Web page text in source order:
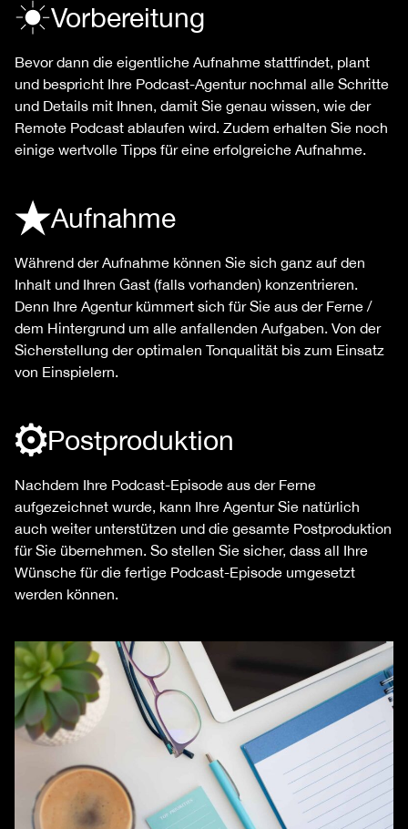
Vorbereitung
Bevor dann die eigentliche Aufnahme stattfindet, plant
und bespricht Ihre Podcast-Agentur nochmal alle Schritte
und Details mit Ihnen, damit Sie genau wissen, wie der
Remote Podcast ablaufen wird. Zudem erhalten Sie noch
einige wertvolle Tipps für eine erfolgreiche Aufnahme.
Aufnahme
Während der Aufnahme können Sie sich ganz auf den
Inhalt und Ihren Gast (falls vorhanden) konzentrieren.
Denn Ihre Agentur kümmert sich für Sie aus der Ferne /
dem Hintergrund um alle anfallenden Aufgaben. Von der
Sicherstellung der optimalen Tonqualität bis zum Einsatz
von Einspielern.
Postproduktion
Nachdem Ihre Podcast-Episode aus der Ferne
aufgezeichnet wurde, kann Ihre Agentur Sie natürlich
auch weiter unterstützen und die gesamte Postproduktion
für Sie übernehmen. So stellen Sie sicher, dass all Ihre
Wünsche für die fertige Podcast-Episode umgesetzt
werden können.